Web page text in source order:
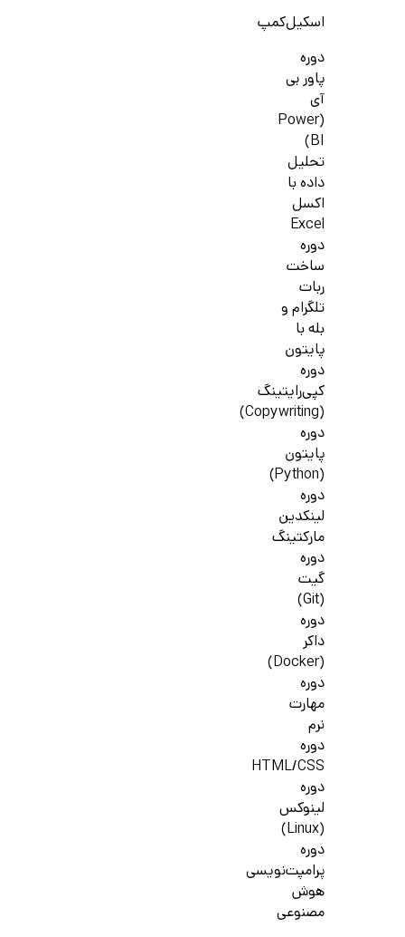
اسکیل‌کمپ
دوره
پاور بی
آی
(Power
BI)
تحلیل
داده با
اکسل
Excel
دوره
ساخت
ربات
تلگرام و
بله با
پایتون
دوره
کپی‌رایتینگ
(Copywriting)
دوره
پایتون
(Python)
دوره
لینکدین
مارکتینگ
دوره
گیت
(Git)
دوره
داکر
(Docker)
دوره
مهارت
نرم
دوره
HTML/CSS
دوره
لینوکس
(Linux)
دوره
پرامپت‌نویسی
هوش
مصنوعی